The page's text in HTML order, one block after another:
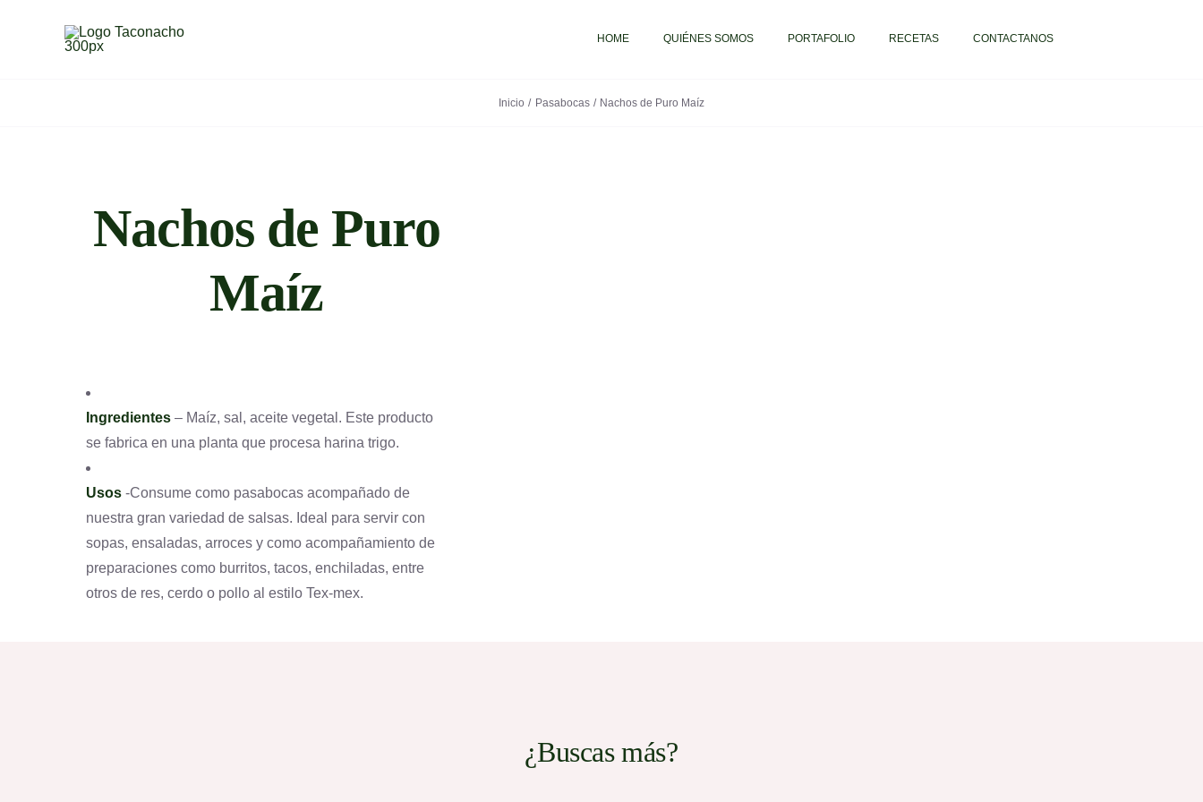
HOME QUIÉNES SOMOS PORTAFOLIO RECETAS CONTACTANOS
Inicio Pasabocas Nachos de Puro Maíz
Nachos de Puro
Maíz
Ingredientes– Maíz, sal, aceite vegetal. Este producto
se fabrica en una planta que procesa harina trigo.
Usos-Consume como pasabocas acompañado de
nuestra gran variedad de salsas. Ideal para servir con
sopas, ensaladas, arroces y como acompañamiento de
preparaciones como burritos, tacos, enchiladas, entre
otros de res, cerdo o pollo al estilo Tex-mex.
¿Buscas más?